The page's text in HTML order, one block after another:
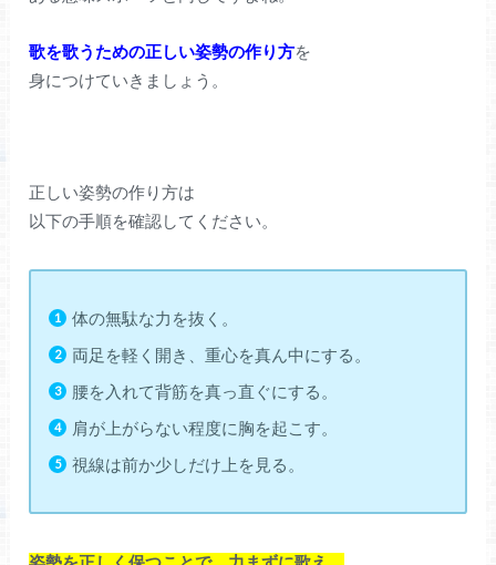
歌を歌うための正しい姿勢の作り方を
身につけていきましょう。
正しい姿勢の作り方は
以下の手順を確認してください。
体の無駄な力を抜く。
両足を軽く開き、重心を真ん中にする。
腰を入れて背筋を真っ直ぐにする。
肩が上がらない程度に胸を起こす。
視線は前か少しだけ上を見る。